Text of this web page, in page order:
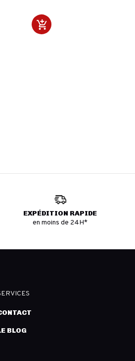
EXPÉDITION RAPIDE
en moins de 24H*
BLOG